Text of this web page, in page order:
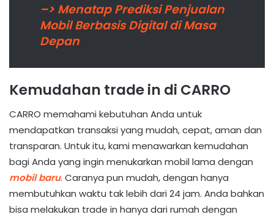
–> Menatap Prediksi Penjualan
Mobil Berbasis Digital di Masa
Depan
Kemudahan trade in di CARRO
CARRO memahami kebutuhan Anda untuk
mendapatkan transaksi yang mudah, cepat, aman dan
transparan. Untuk itu, kami menawarkan kemudahan
bagi Anda yang ingin menukarkan mobil lama dengan
mobil baru. Caranya pun mudah, dengan hanya
membutuhkan waktu tak lebih dari 24 jam. Anda bahkan
bisa melakukan trade in hanya dari rumah dengan